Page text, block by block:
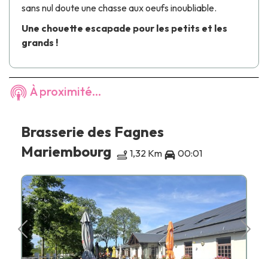
sans nul doute une chasse aux oeufs inoubliable.
Une chouette escapade pour les petits et les
grands !
À proximité...
Brasserie des Fagnes
Mariembourg
1,32 Km 00:01